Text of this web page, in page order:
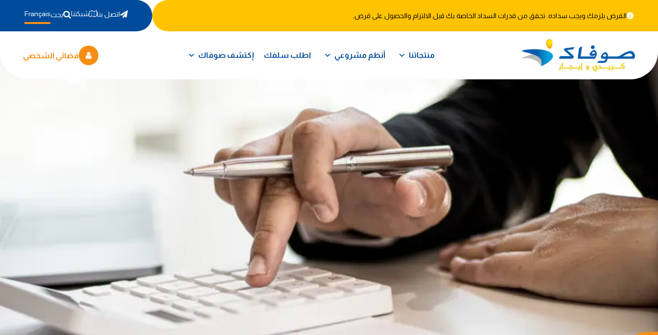
القرض يلزمك ويجب سداده. تحقق من قدرات السداد الخاصة بك قبل الالتزام والحصول على قرض. اتصل بنا شبكتنا بحثFrançais
منتجاتنا أنظم مشروعي اطلب سلفك إكتشف صوفاك فضائي الشخصي